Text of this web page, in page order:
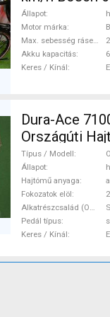
Állapot
Motor márka
Max. sebesség rásegítéssel
Akku kapacitás
Keres / Kínál
Dura-Ace
Országúti
Típus / Modell
Állapot
Hajtómű anyaga
Fokozatok elöl
2
Alkatrészcsalád (Outi)
Pedál típus
Keres / Kínál